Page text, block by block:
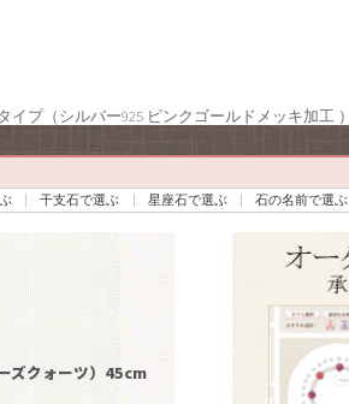
（シルバー925 ピンクゴールドメッキ加工 ）
干支石で選ぶ 星座石で選ぶ 石の名前で選ぶ
ズクォーツ）45cm